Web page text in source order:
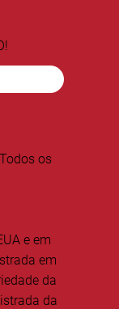
os
e em
em
da
da